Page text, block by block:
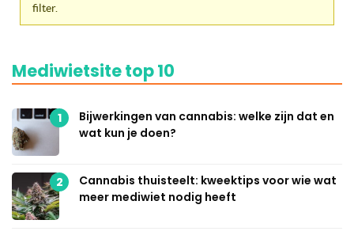
filter.
Mediwietsite top 10
1
Bijwerkingen van cannabis: welke zijn dat en
wat kun je doen?
2
Cannabis thuisteelt: kweektips voor wie wat
meer mediwiet nodig heeft